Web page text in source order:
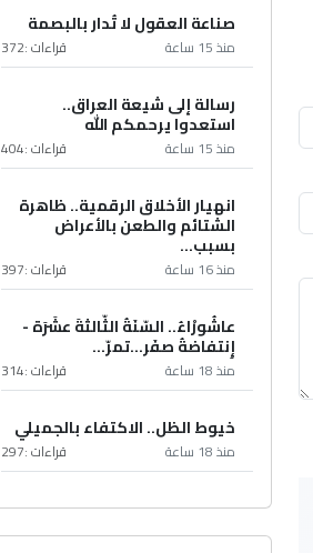
صناعة العقول لا تُدار بالبصمة
منذ 15 ساعة قراءات :372
رسالة إلى شيعة العراق..
استعدوا يرحمكم الله
منذ 15 ساعة قراءات :404
انهيار الأخلاق الرقمية.. ظاهرة
الشتائم والطعن بالأعراض
بسبب...
منذ 16 ساعة قراءات :397
عاشُورْاءُ.. السّنَةُ الثّالثةَ عشَرَة -
إِنتفاضةُ صفَر…تمرّ...
منذ 18 ساعة قراءات :314
خيوط الظل.. الاكتفاء بالجميلي
منذ 18 ساعة قراءات :297